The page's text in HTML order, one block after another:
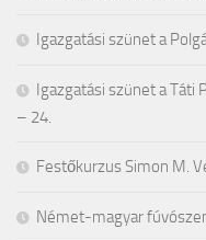
Igazgatási szünet a
Igazgatási szünet a Táti
– 24.
Festőkurzus Simon M.
Német-magyar